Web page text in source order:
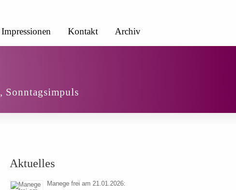
Impressionen Kontakt Archiv
, Sonntagsimpuls
Aktuelles
Manege frei am 21.01.2026: